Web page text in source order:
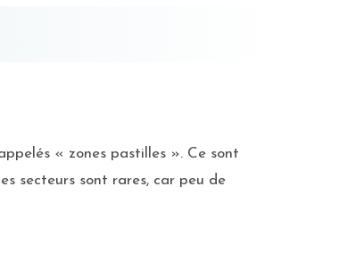
« zones pastilles ». Ce sont
secteurs sont rares, car peu de